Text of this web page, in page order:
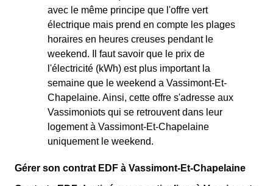
avec le même principe que l'offre vert
électrique mais prend en compte les plages
horaires en heures creuses pendant le
weekend. Il faut savoir que le prix de
l'électricité (kWh) est plus important la
semaine que le weekend a Vassimont-Et-
Chapelaine. Ainsi, cette offre s'adresse aux
Vassimoniots qui se retrouvent dans leur
logement à Vassimont-Et-Chapelaine
uniquement le weekend.
Gérer son contrat EDF à Vassimont-Et-Chapelaine